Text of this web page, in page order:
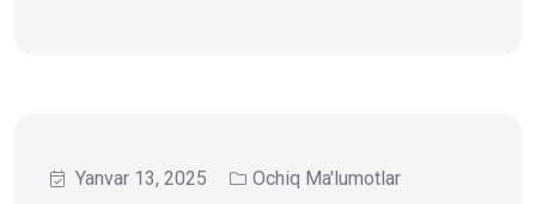
Yanvar 13, 2025 Ochiq Ma'lumotlar